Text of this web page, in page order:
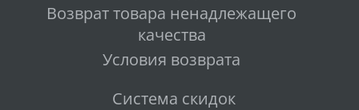
Возврат товара ненадлежащего
качества
Условия возврата
Система скидок